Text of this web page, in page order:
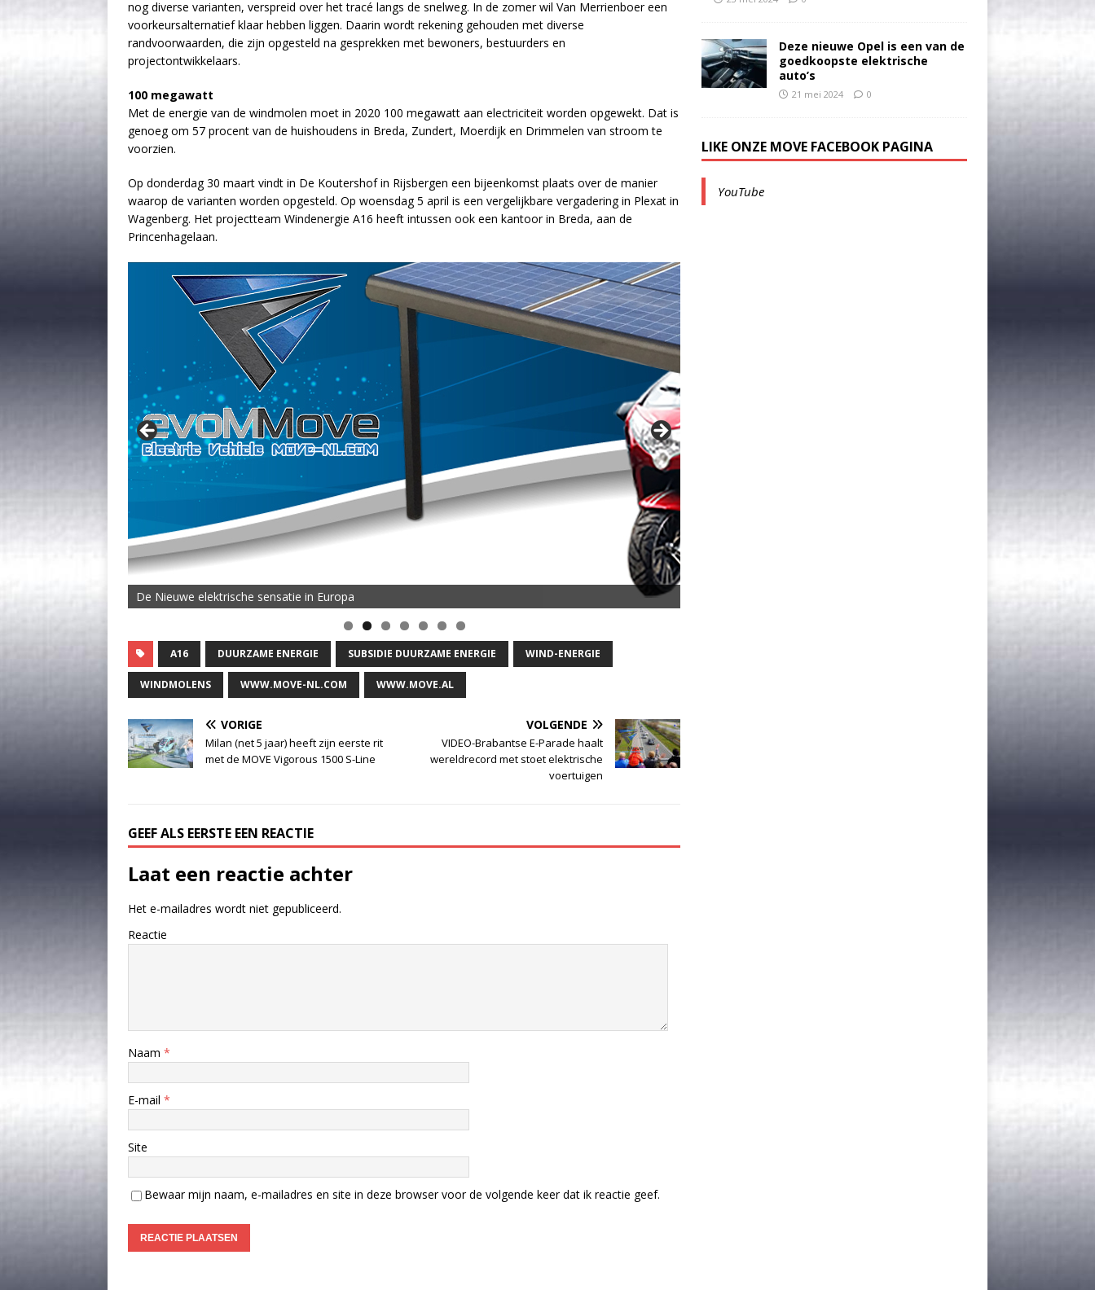
nog diverse varianten, verspreid over het tracé langs de snelweg. In de zomer wil Van Merrienboer een
voorkeursalternatief klaar hebben liggen. Daarin wordt rekening gehouden met diverse
randvoorwaarden, die zijn opgesteld na gesprekken met bewoners, bestuurders en
projectontwikkelaars.
100 megawatt
Met de energie van de windmolen moet in 2020 100 megawatt aan electriciteit worden opgewekt. Dat is
genoeg om 57 procent van de huishoudens in Breda, Zundert, Moerdijk en Drimmelen van stroom te
voorzien.
Op donderdag 30 maart vindt in De Koutershof in Rijsbergen een bijeenkomst plaats over de manier
waarop de varianten worden opgesteld. Op woensdag 5 april is een vergelijkbare vergadering in Plexat in
Wagenberg. Het projectteam Windenergie A16 heeft intussen ook een kantoor in Breda, aan de
Princenhagelaan.
De Nieuwe elektrische sensatie in Europa
A16 DUURZAME ENERGIE SUBSIDIE DUURZAME ENERGIE WIND-ENERGIE
WINDMOLENS WWW.MOVE-NL.COM WWW.MOVE.AL
VORIGE
Milan (net 5 jaar) heeft zijn eerste rit
met de MOVE Vigorous 1500 S-Line
VOLGENDE
VIDEO-Brabantse E-Parade haalt
wereldrecord met stoet elektrische
voertuigen
GEEF ALS EERSTE EEN REACTIE
Laat een reactie achter
Het e-mailadres wordt niet gepubliceerd.
Reactie
Naam *
E-mail *
Site
Bewaar mijn naam, e-mailadres en site in deze browser voor de volgende keer dat ik reactie geef.
Deze nieuwe Opel is een van de
goedkoopste elektrische
auto’s
21 mei 2024 0
LIKE ONZE MOVE FACEBOOK PAGINA
YouTube